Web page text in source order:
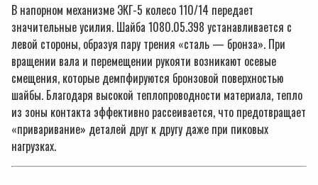
В напорном механизме ЭКГ-5 колесо 110/14 передает
значительные усилия. Шайба 1080.05.398 устанавливается с
левой стороны, образуя пару трения «сталь — бронза». При
вращении вала и перемещении рукояти возникают осевые
смещения, которые демпфируются бронзовой поверхностью
шайбы. Благодаря высокой теплопроводности материала, тепло
из зоны контакта эффективно рассеивается, что предотвращает
«приваривание» деталей друг к другу даже при пиковых
нагрузках.